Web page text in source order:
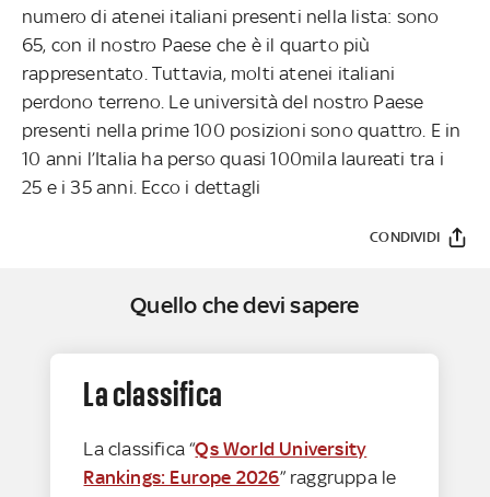
numero di atenei italiani presenti nella lista: sono
65, con il nostro Paese che è il quarto più
rappresentato. Tuttavia, molti atenei italiani
perdono terreno. Le università del nostro Paese
presenti nella prime 100 posizioni sono quattro. E in
10 anni l’Italia ha perso quasi 100mila laureati tra i
25 e i 35 anni. Ecco i dettagli
CONDIVIDI
Quello che devi sapere
La classifica
La classifica “Qs World University
Rankings: Europe 2026” raggruppa le